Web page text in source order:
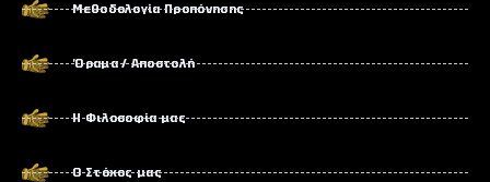
Μεθοδολογία Προπόνησης
Όραμα / Αποστολή
Η Φιλοσοφία μας
Ο Στόχος μας